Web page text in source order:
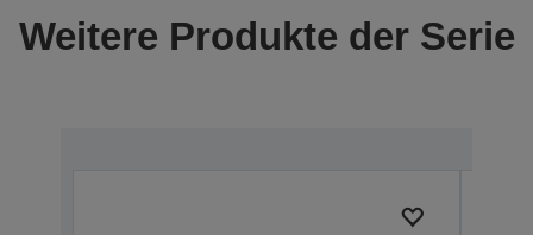
Weitere Produkte der Serie